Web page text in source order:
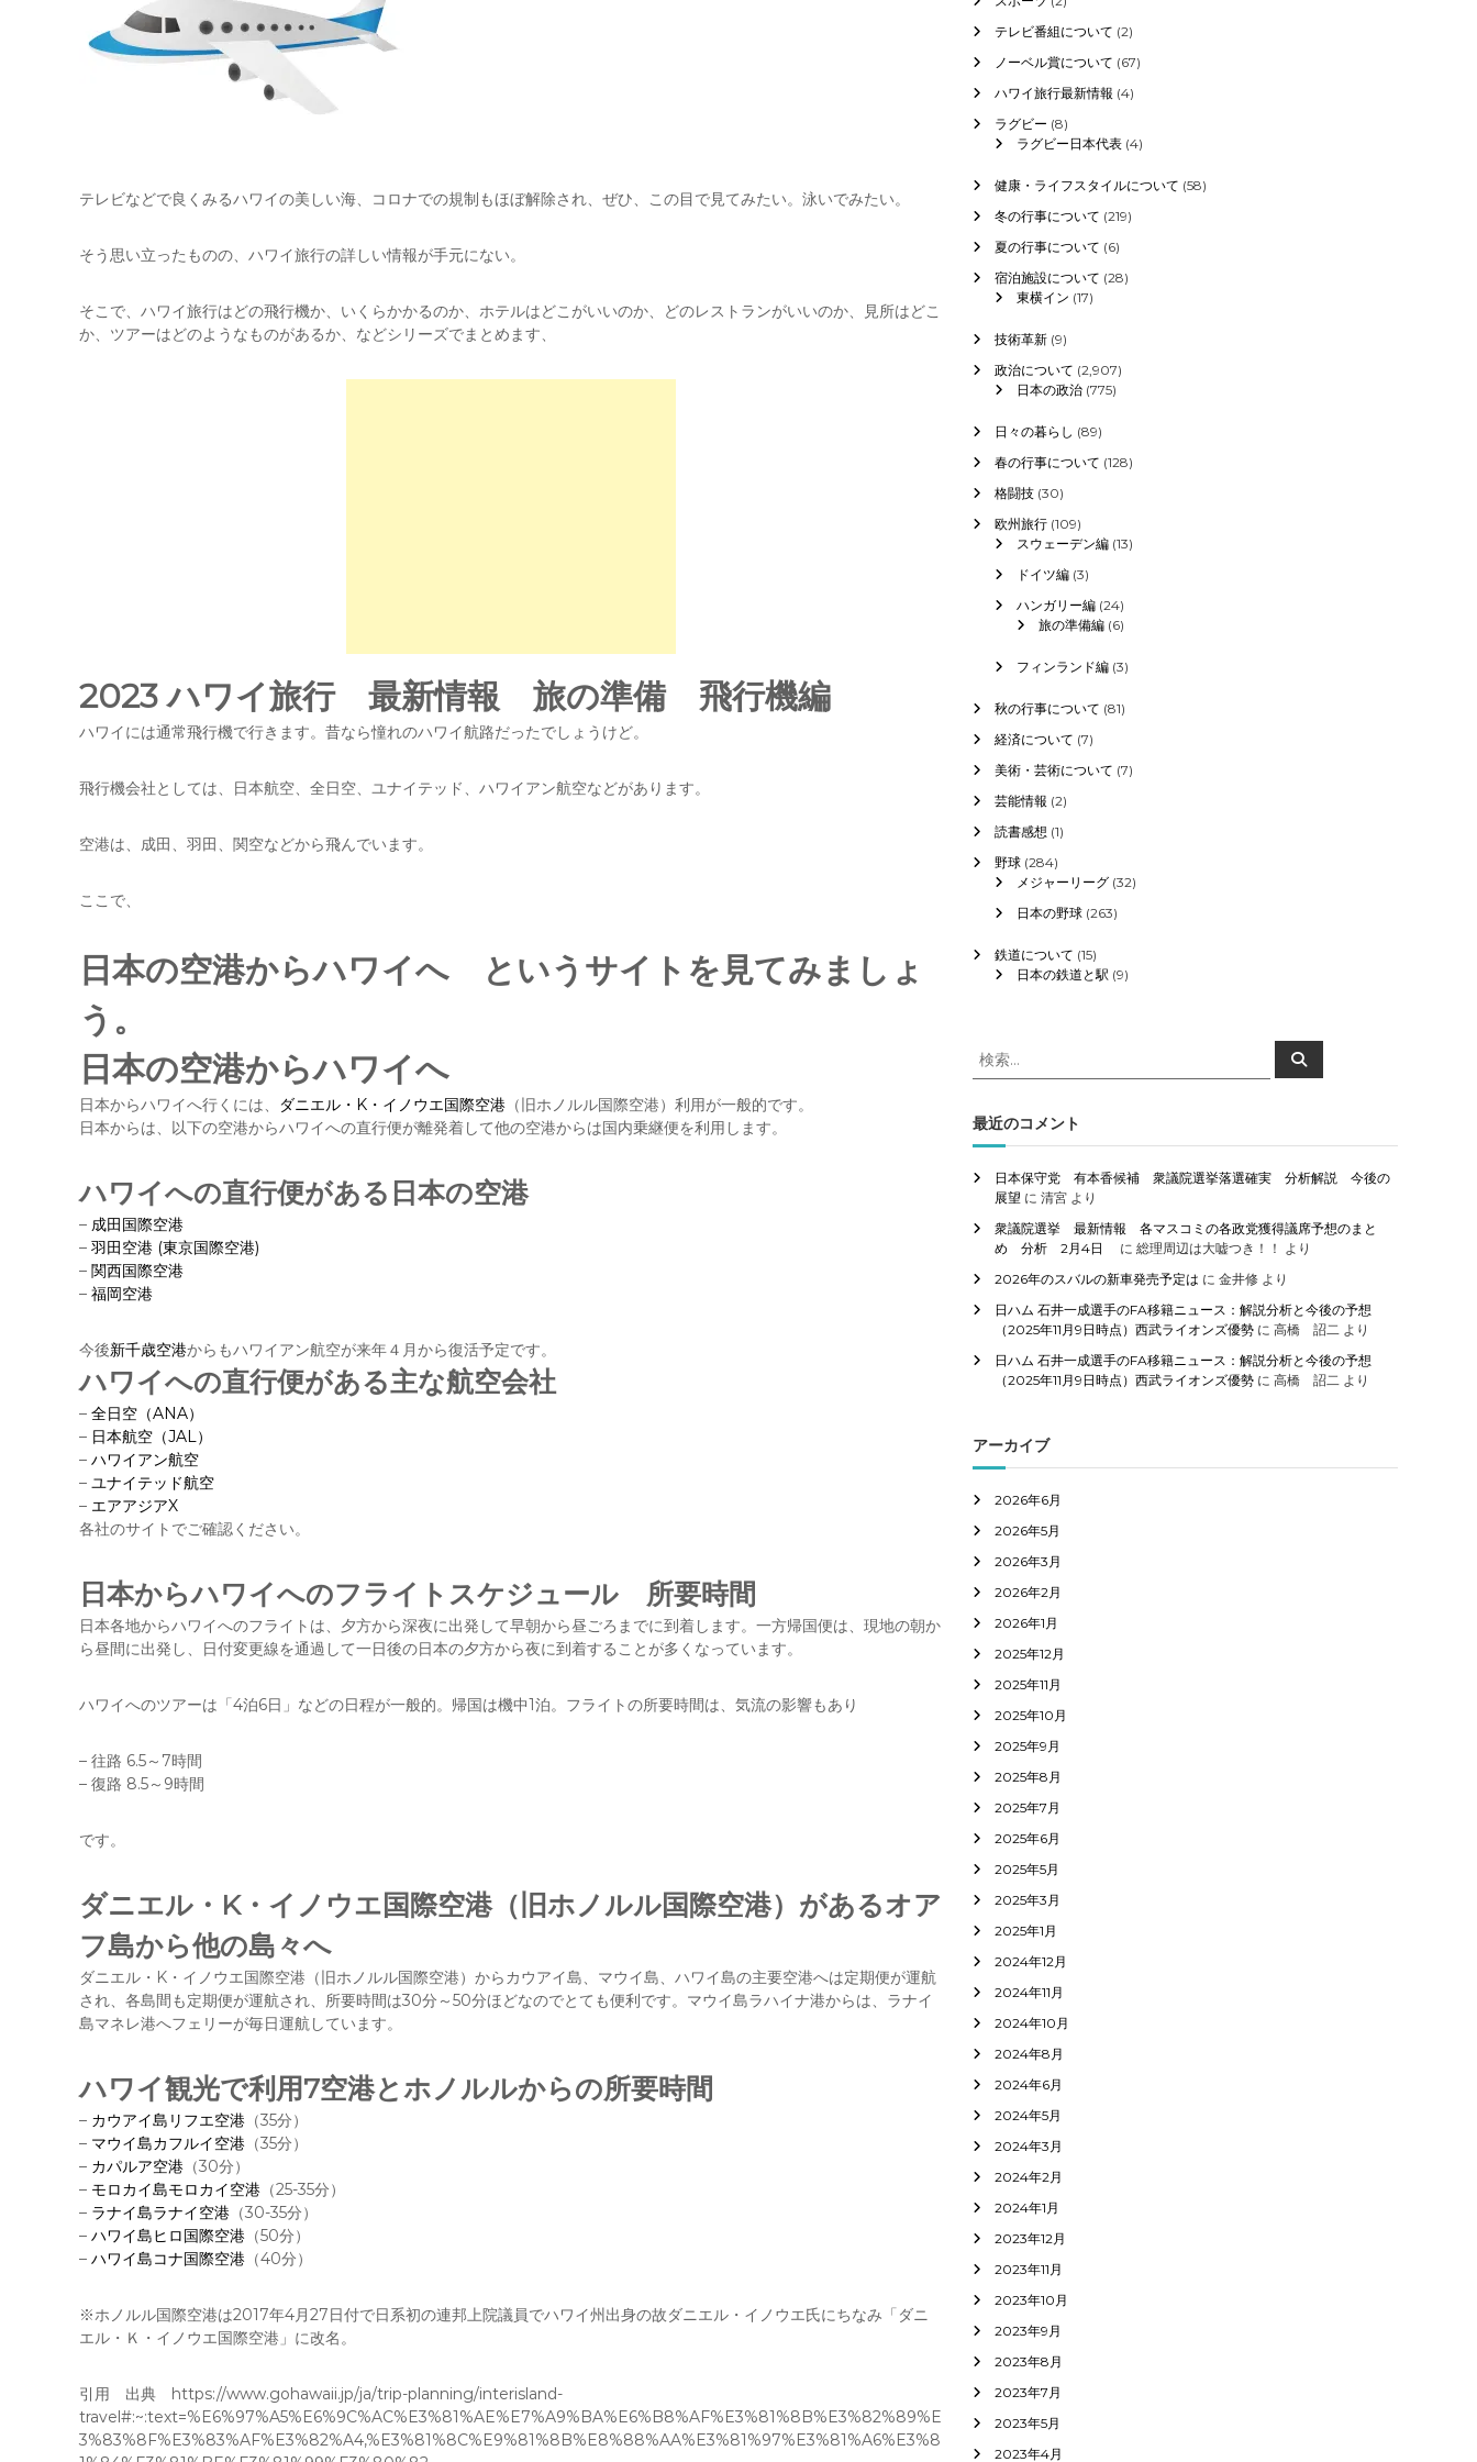
テレビなどで良くみるハワイの美しい海、コロナでの規制もほぼ解除され、ぜひ、この目で見てみたい。泳いでみたい。
そう思い立ったものの、ハワイ旅行の詳しい情報が手元にない。
そこで、ハワイ旅行はどの飛行機か、いくらかかるのか、ホテルはどこがいいのか、どのレストランがいいのか、見所はどこ
か、ツアーはどのようなものがあるか、などシリーズでまとめます、
2023 ハワイ旅行 最新情報 旅の準備 飛行機編
ハワイには通常飛行機で行きます。昔なら憧れのハワイ航路だったでしょうけど。
飛行機会社としては、日本航空、全日空、ユナイテッド、ハワイアン航空などがあります。
空港は、成田、羽田、関空などから飛んでいます。
ここで、
日本の空港からハワイへ というサイトを見てみましょ
う。
日本の空港からハワイへ
日本からハワイへ行くには、 ダニエル・K・イノウエ国際空港 （旧ホノルル国際空港）利用が一般的です。
日本からは、以下の空港からハワイへの直行便が離発着して他の空港からは国内乗継便を利用します。
ハワイへの直行便がある日本の空港
– 成田国際空港
– 羽田空港 (東京国際空港)
– 関西国際空港
– 福岡空港
今後新千歳空港からもハワイアン航空が来年４月から復活予定です。
ハワイへの直行便がある主な航空会社
– 全日空（ANA）
– 日本航空（JAL）
– ハワイアン航空
– ユナイテッド航空
– エアアジアX
各社のサイトでご確認ください。
日本からハワイへのフライトスケジュール 所要時間
日本各地からハワイへのフライトは、夕方から深夜に出発して早朝から昼ごろまでに到着します。一方帰国便は、現地の朝か
ら昼間に出発し、日付変更線を通過して一日後の日本の夕方から夜に到着することが多くなっています。
ハワイへのツアーは「4泊6日」などの日程が一般的。帰国は機中1泊。フライトの所要時間は、気流の影響もあり
– 往路 6.5～7時間
– 復路 8.5～9時間
です。
ダニエル・K・イノウエ国際空港（旧ホノルル国際空港）があるオア
フ島から他の島々へ
ダニエル・K・イノウエ国際空港（旧ホノルル国際空港）からカウアイ島、マウイ島、ハワイ島の主要空港へは定期便が運航
され、各島間も定期便が運航され、所要時間は30分～50分ほどなのでとても便利です。マウイ島ラハイナ港からは、ラナイ
島マネレ港へフェリーが毎日運航しています。
ハワイ観光で利用7空港とホノルルからの所要時間
– カウアイ島リフエ空港 （35分）
– マウイ島カフルイ空港 （35分）
– カパルア空港 （30分）
– モロカイ島モロカイ空港 （25-35分）
– ラナイ島ラナイ空港 （30-35分）
– ハワイ島ヒロ国際空港 （50分）
– ハワイ島コナ国際空港 （40分）
※ホノルル国際空港は2017年4月27日付で日系初の連邦上院議員でハワイ州出身の故ダニエル・イノウエ氏にちなみ「ダニ
エル・Ｋ・イノウエ国際空港」に改名。
引用 出典 https://www.gohawaii.jp/ja/trip-planning/interisland-
travel#:~:text=%E6%97%A5%E6%9C%AC%E3%81%AE%E7%A9%BA%E6%B8%AF%E3%81%8B%E3%82%89%E
3%83%8F%E3%83%AF%E3%82%A4,%E3%81%8C%E9%81%8B%E8%88%AA%E3%81%97%E3%81%A6%E3%8
テレビ番組について (2)
ノーベル賞について (67)
ハワイ旅行最新情報 (4)
ラグビー (8)
ラグビー日本代表 (4)
健康・ライフスタイルについて (58)
冬の行事について (219)
夏の行事について (6)
宿泊施設について (28)
東横イン (17)
技術革新 (9)
政治について (2,907)
日本の政治 (775)
日々の暮らし (89)
春の行事について (128)
格闘技 (30)
欧州旅行 (109)
スウェーデン編 (13)
ドイツ編 (3)
ハンガリー編 (24)
旅の準備編 (6)
フィンランド編 (3)
秋の行事について (81)
経済について (7)
美術・芸術について (7)
芸能情報 (2)
読書感想 (1)
野球 (284)
メジャーリーグ (32)
日本の野球 (263)
鉄道について (15)
日本の鉄道と駅 (9)
検
索
象
:
検
索
最近のコメント
日本保守党 有本香候補 衆議院選挙落選確実 分析解説 今後の
展望 に清宮 より
衆議院選挙 最新情報 各マスコミの各政党獲得議席予想のまと
め 分析 2月4日
に総理周辺は大嘘つき！！ より
2026年のスバルの新車発売予定は に金井修 より
日ハム 石井一成選手のFA移籍ニュース：解説分析と今後の予想
（2025年11月9日時点）西武ライオンズ優勢 に高橋 詔二 より
日ハム 石井一成選手のFA移籍ニュース：解説分析と今後の予想
（2025年11月9日時点）西武ライオンズ優勢 に高橋 詔二 より
アーカイブ
2026年6月
2026年5月
2026年3月
2026年2月
2026年1月
2025年12月
2025年11月
2025年10月
2025年9月
2025年8月
2025年7月
2025年6月
2025年5月
2025年3月
2025年1月
2024年12月
2024年11月
2024年10月
2024年8月
2024年6月
2024年5月
2024年3月
2024年2月
2024年1月
2023年12月
2023年11月
2023年10月
2023年9月
2023年8月
2023年7月
2023年5月
2023年4月